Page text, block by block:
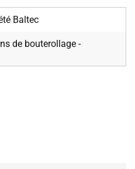
Baltec
de bouterollage -